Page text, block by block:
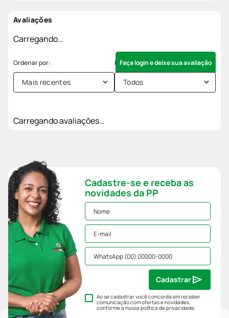
Avaliações
Carregando…
Faça login e deixe sua avaliação
Mais recentes Todos
Carregando avaliações…
Cadastre-se e receba as
novidades da PP
Ao se cadastrar você concorda em receber
comunicação com ofertas e novidades,
conforme a nossapolítica de privacidade.
Cadastrar